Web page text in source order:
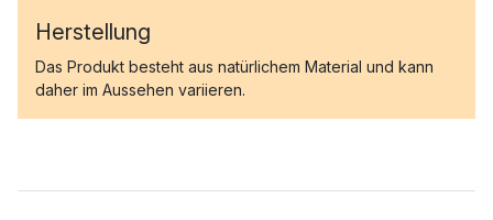
Herstellung
Das Produkt besteht aus natürlichem Material und kann
daher im Aussehen variieren.